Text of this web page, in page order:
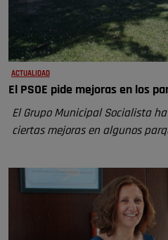
ACTUALIDAD
El PSOE pide mejoras en los
El Grupo Municipal Socialista
ciertas mejoras en algunos